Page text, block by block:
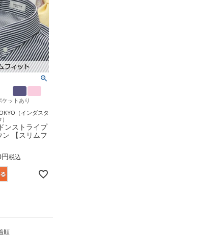
ケットあり
（インダスタ
ンストライプ
【スリムフ
税込
順